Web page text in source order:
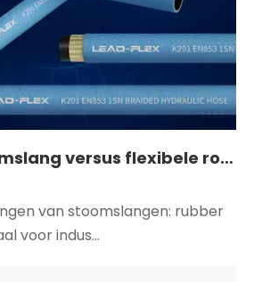
Rubberen stoomslang versus flexibele roestvrijstalen slang: wat is beter?
van stoomslangen: rubber
voor indus...